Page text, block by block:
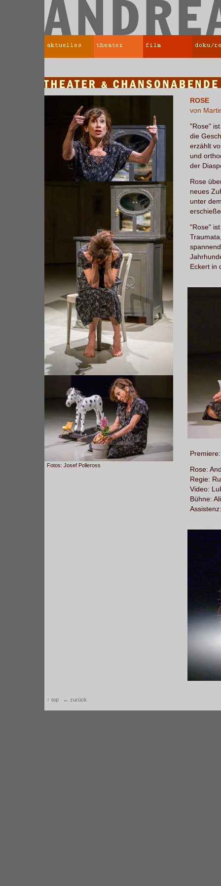
Fotos: Josef Polleross
ROSE
von
"Rose"
die
erzählt
und
der
Rose
neues
unter
"Rose"
Eckert in
Rose:
Regie:
Video:
Bühne:
↑ top ← zurück